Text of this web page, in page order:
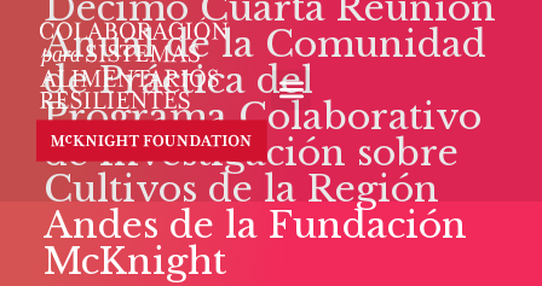
Anual de la Comunidad
de Práctica del
Programa Colaborativo
de Investigación sobre
Cultivos de la Región
Andes de la Fundación
McKnight